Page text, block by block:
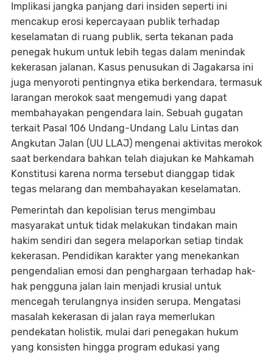
Implikasi jangka panjang dari insiden seperti ini
mencakup erosi kepercayaan publik terhadap
keselamatan di ruang publik, serta tekanan pada
penegak hukum untuk lebih tegas dalam menindak
kekerasan jalanan. Kasus penusukan di Jagakarsa ini
juga menyoroti pentingnya etika berkendara, termasuk
larangan merokok saat mengemudi yang dapat
membahayakan pengendara lain. Sebuah gugatan
terkait Pasal 106 Undang-Undang Lalu Lintas dan
Angkutan Jalan (UU LLAJ) mengenai aktivitas merokok
saat berkendara bahkan telah diajukan ke Mahkamah
Konstitusi karena norma tersebut dianggap tidak
tegas melarang dan membahayakan keselamatan.
Pemerintah dan kepolisian terus mengimbau
masyarakat untuk tidak melakukan tindakan main
hakim sendiri dan segera melaporkan setiap tindak
kekerasan. Pendidikan karakter yang menekankan
pengendalian emosi dan penghargaan terhadap hak-
hak pengguna jalan lain menjadi krusial untuk
mencegah terulangnya insiden serupa. Mengatasi
masalah kekerasan di jalan raya memerlukan
pendekatan holistik, mulai dari penegakan hukum
yang konsisten hingga program edukasi yang